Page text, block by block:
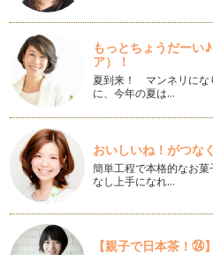
即効性はありませんが・・・
「絵本の読み聞かせって具体的
読み…
お子さんがトーマスにはまった
先日、お子さんとの絵本のご相談
スが大好きで毎日毎日その本…
ママがお絵かきの天才になれる絵
暑かった夏もようやく終わりと
い日が続きますね。 各所で…
絵本はベビーサインを教えるツ
1年間、毎月2回ずつコラムを書か
ーナー、今回が一応区切りの最
もっとちょうだー
ア）！
夏到来！ マンネリにな
に、今年の夏は…
おいしいね！がつな
簡単工程で本格的なお
なし上手になれ…
【親子で日本茶！